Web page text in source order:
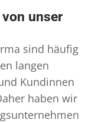
unser
sind häufig
langen
Kundinnen
haben wir